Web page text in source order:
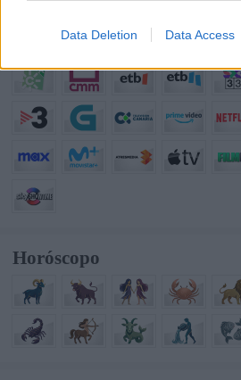
Data Deletion Data Access
Horóscopo